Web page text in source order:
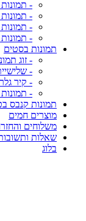
-
-
-
-
תמונות בסטים
- זוג
-
- קיר
-
תמונות קנבס
מוצרים חמים
משלוחים
שאלות
בלוג